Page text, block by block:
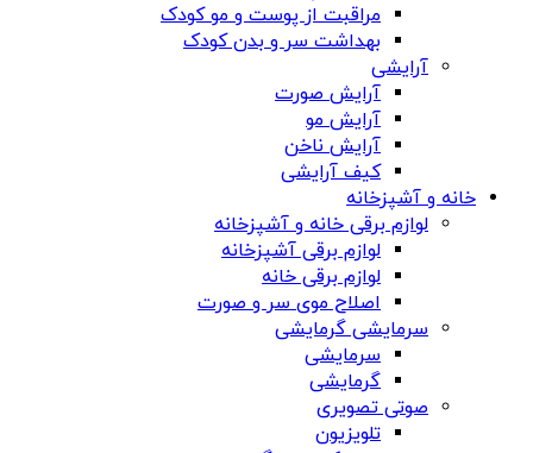
مراقبت از پوست و مو کودک
بهداشت سر و بدن کودک
آرایشی
آرایش صورت
آرایش مو
آرایش ناخن
کیف آرایشی
خانه و آشپزخانه
لوازم برقی خانه و آشپزخانه
لوازم برقی آشپزخانه
لوازم برقی خانه
اصلاح موی سر و صورت
سرمایشی گرمایشی
سرمایشی
گرمایشی
صوتی تصویری
تلویزیون